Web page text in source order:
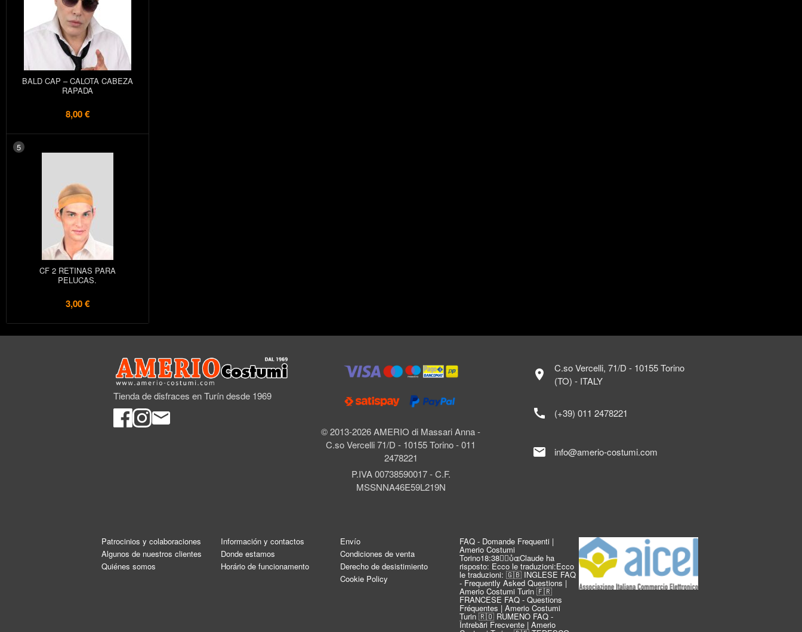
BALD CAP – CALOTA CABEZA
RAPADA
8,00 €
5
CF 2 RETINAS PARA
PELUCAS.
3,00 €
Tienda de disfraces en Turín desde 1969
© 2013-2026 AMERIO di Massari Anna -
C.so Vercelli 71/D - 10155 Torino - 011
2478221
P.IVA 00738590017 - C.F.
MSSNNA46E59L219N
location_on
C.so Vercelli, 71/D - 10155 Torino
(TO) - ITALY
call (+39) 011 2478221
mail info@amerio-costumi.com
Patrocinios y colaboraciones
Algunos de nuestros clientes
Quiénes somos
Información y contactos
Donde estamos
Horário de funcionamento
Envío
Condiciones de venta
Derecho de desistimiento
Cookie Policy
FAQ - Domande Frequenti |
Amerio Costumi
Torino18:38Claude ha
risposto: Ecco le traduzioni:Ecco
le traduzioni: 🇬🇧 INGLESE FAQ
- Frequently Asked Questions |
Amerio Costumi Turin 🇫🇷
FRANCESE FAQ - Questions
Fréquentes | Amerio Costumi
Turin 🇷🇴 RUMENO FAQ -
Întrebări Frecvente | Amerio